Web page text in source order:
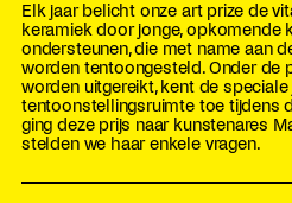
Elk jaar belicht onze art prize de
keramiek door jonge, opkomende
ondersteunen, die met name aan
worden tentoongesteld. Onder de
worden uitgereikt, kent de
tentoonstellingsruimte toe tijdens
ging deze prijs naar kunstenares
stelden we haar enkele vragen.